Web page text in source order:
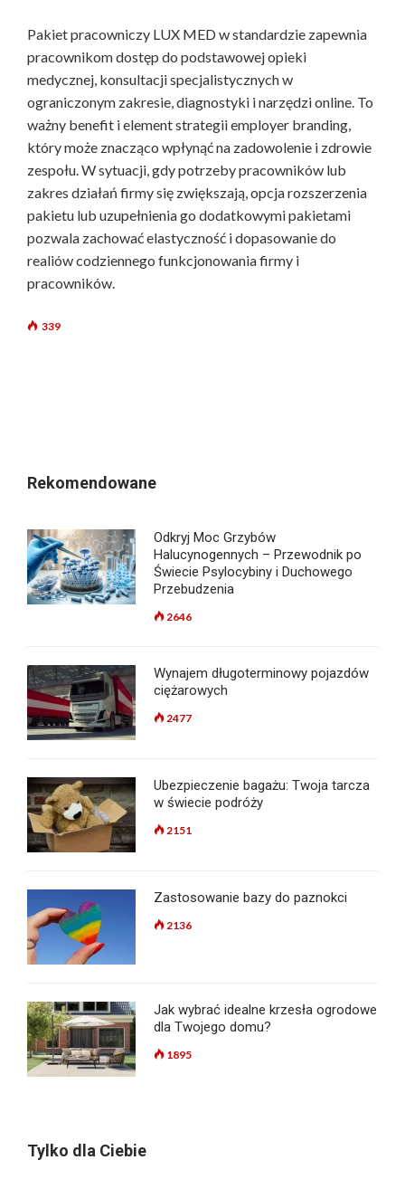
Pakiet pracowniczy LUX MED w standardzie zapewnia
pracownikom dostęp do podstawowej opieki
medycznej, konsultacji specjalistycznych w
ograniczonym zakresie, diagnostyki i narzędzi online. To
ważny benefit i element strategii employer branding,
który może znacząco wpłynąć na zadowolenie i zdrowie
zespołu. W sytuacji, gdy potrzeby pracowników lub
zakres działań firmy się zwiększają, opcja rozszerzenia
pakietu lub uzupełnienia go dodatkowymi pakietami
pozwala zachować elastyczność i dopasowanie do
realiów codziennego funkcjonowania firmy i
pracowników.
339
Rekomendowane
Odkryj Moc Grzybów
Halucynogennych – Przewodnik po
Świecie Psylocybiny i Duchowego
Przebudzenia
2646
Wynajem długoterminowy pojazdów
ciężarowych
2477
Ubezpieczenie bagażu: Twoja tarcza
w świecie podróży
2151
Zastosowanie bazy do paznokci
2136
Jak wybrać idealne krzesła ogrodowe
dla Twojego domu?
1895
Tylko dla Ciebie